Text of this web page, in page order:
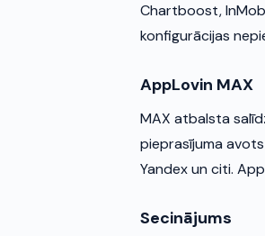
Chartboost,
konfigurācijas
AppLovin MAX
MAX atbalsta
pieprasījuma
Yandex un citi.
Secinājums